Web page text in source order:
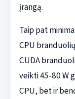
įrangą.
Taip pat
CPU
CUDA
veikti 45-80 W
CPU, bet ir